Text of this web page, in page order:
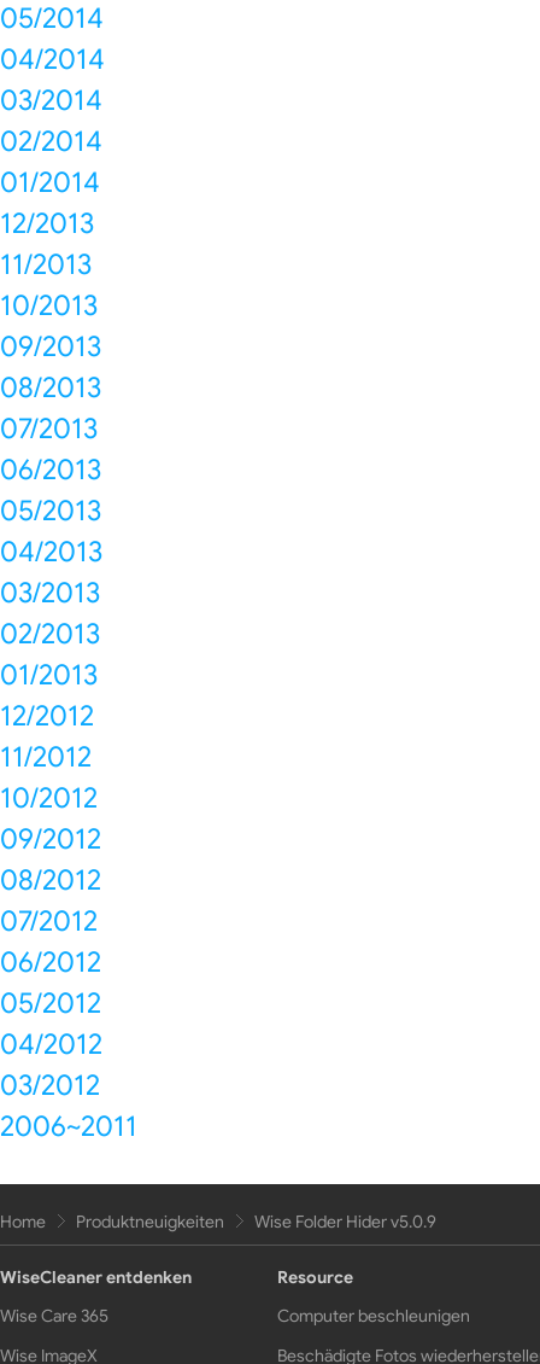
05/2014
04/2014
03/2014
02/2014
01/2014
12/2013
11/2013
10/2013
09/2013
08/2013
07/2013
06/2013
05/2013
04/2013
03/2013
02/2013
01/2013
12/2012
11/2012
10/2012
09/2012
08/2012
07/2012
06/2012
05/2012
04/2012
03/2012
2006~2011
Home Produktneuigkeiten Wise Folder Hider v5.0.9
WiseCleaner entdenken
Wise Care 365
Wise ImageX
Resource
Computer beschleunigen
Beschädigte Fotos